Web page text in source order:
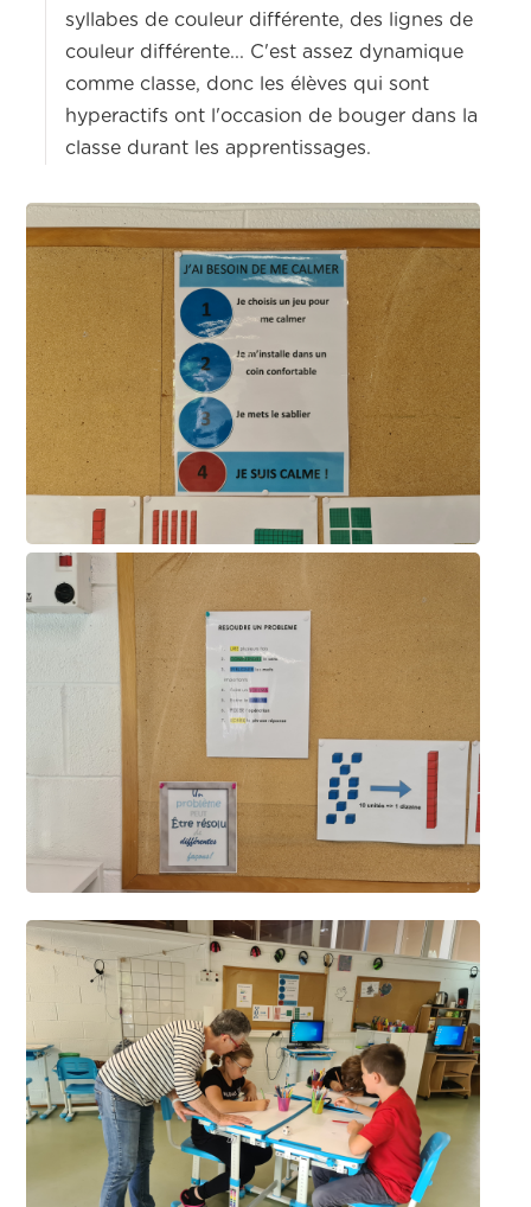
syllabes de couleur différente, des lignes de
couleur différente... C'est assez dynamique
comme classe, donc les élèves qui sont
hyperactifs ont l'occasion de bouger dans la
classe durant les apprentissages.